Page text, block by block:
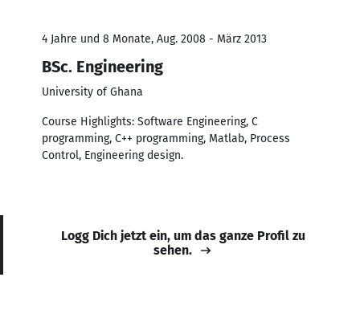
4 Jahre und 8 Monate, Aug. 2008 - März 2013
BSc. Engineering
University of Ghana
Course Highlights: Software Engineering, C
programming, C++ programming, Matlab, Process
Control, Engineering design.
Logg Dich jetzt ein, um das ganze Profil zu
sehen.